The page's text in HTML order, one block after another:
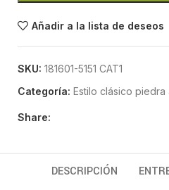
Añadir a la lista de deseos
SKU: 181601-5151 CAT1
Categoría: Estilo clásico piedra
Share:
DESCRIPCIÓN